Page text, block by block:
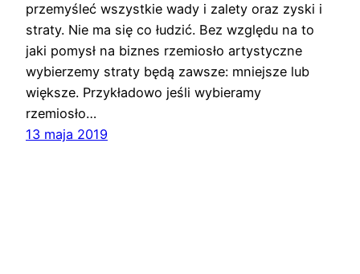
przemyśleć wszystkie wady i zalety oraz zyski i
straty. Nie ma się co łudzić. Bez względu na to
jaki pomysł na biznes rzemiosło artystyczne
wybierzemy straty będą zawsze: mniejsze lub
większe. Przykładowo jeśli wybieramy
rzemiosło…
13 maja 2019